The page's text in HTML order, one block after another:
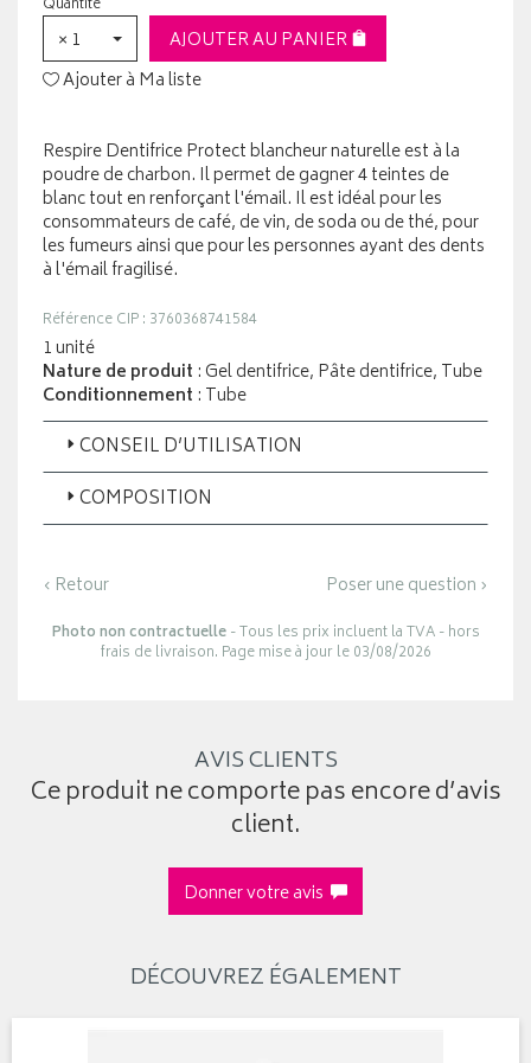
Quantité
× 1
AJOUTER AU PANIER
Ajouter à Ma liste
Respire Dentifrice Protect blancheur naturelle est à la
poudre de charbon. Il permet de gagner 4 teintes de
blanc tout en renforçant l'émail. Il est idéal pour les
consommateurs de café, de vin, de soda ou de thé, pour
les fumeurs ainsi que pour les personnes ayant des dents
à l'émail fragilisé.
Référence CIP : 3760368741584
1 unité
Nature de produit : Gel dentifrice, Pâte dentifrice, Tube
Conditionnement : Tube
CONSEIL D’UTILISATION
COMPOSITION
‹ Retour Poser une question ›
Photo non contractuelle- Tous les prix incluent la TVA - hors
frais de livraison. Page mise à jour le 03/08/2026
AVIS CLIENTS
Ce produit ne comporte pas encore d’avis
client.
Donner votre avis
DÉCOUVREZ ÉGALEMENT